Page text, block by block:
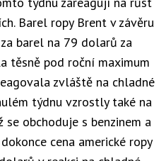
Barel ropy Brent v závěru
barel na 79 dolarů za
těsně pod roční maximum
zvláště na chladné
týdnu vzrostly také na
obchoduje s benzinem a
cena americké ropy